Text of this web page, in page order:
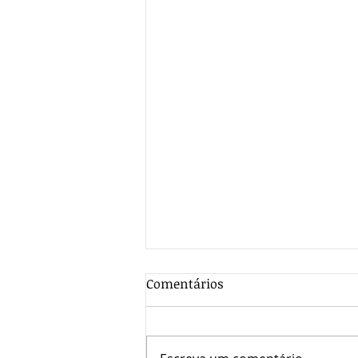
TRANSFER PRICE _ PREÇO DE
Comentários